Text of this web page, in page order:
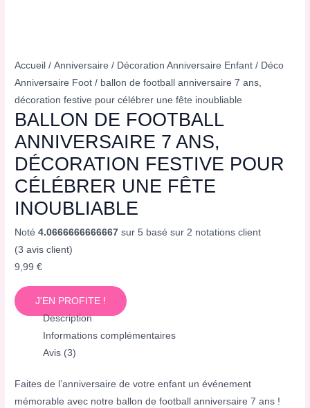
Accueil /Anniversaire / Décoration Anniversaire Enfant / Déco
Anniversaire Foot / ballon de football anniversaire 7 ans,
décoration festive pour célébrer une fête inoubliable
BALLON DE FOOTBALL
ANNIVERSAIRE 7 ANS,
DÉCORATION FESTIVE POUR
CÉLÉBRER UNE FÊTE
INOUBLIABLE
Noté4.0666666666667 sur 5 basé sur 2 notations client
(3 avis client)
9,99€
J'EN PROFITE !
Description
Informations complémentaires
Avis (3)
Faites de l’anniversaire de votre enfant un événement
mémorable avec notre ballon de football anniversaire 7 ans !